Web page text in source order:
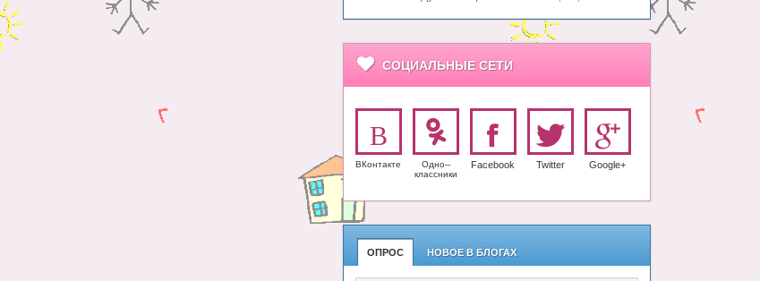
СОЦИАЛЬНЫЕ СЕТИ
ВКонтакте
Одно-­
класс­ники
Facebook Twitter Google+
ОПРОС НОВОЕ В БЛОГАХ